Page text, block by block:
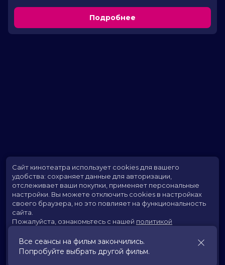
Подробнее
Все сеансы на фильм закончились.
Попробуйте выбрать другой фильм.
Сайт кинотеатра использует cookies для вашего
удобства: сохраняет данные для авторизации,
отслеживает ваши покупки, применяет персональные
настройки. Вы можете отключить cookies в настройках
своего браузера, но это повлияет на функциональность
сайта.
Пожалуйста, ознакомьтесь с нашей политикой
Принять